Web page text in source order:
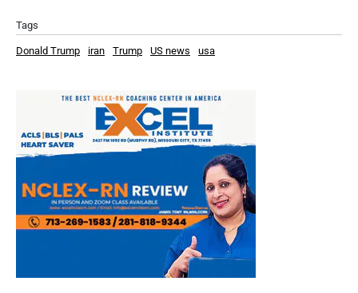
Tags
Donald Trump iran Trump US news usa